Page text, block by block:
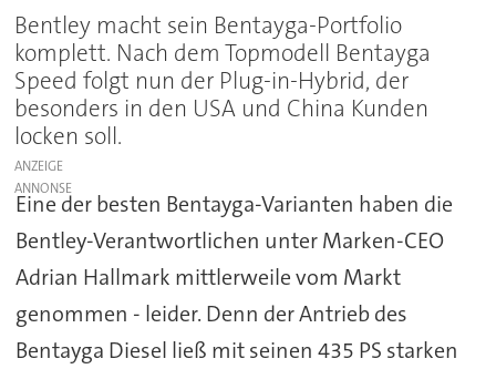
Bentley macht sein Bentayga-Portfolio
komplett. Nach dem Topmodell Bentayga
Speed folgt nun der Plug-in-Hybrid, der
besonders in den USA und China Kunden
locken soll.
ANZEIGE
Eine der besten Bentayga-Varianten haben die
Bentley-Verantwortlichen unter Marken-CEO
Adrian Hallmark mittlerweile vom Markt
genommen - leider. Denn der Antrieb des
Bentayga Diesel ließ mit seinen 435 PS starken